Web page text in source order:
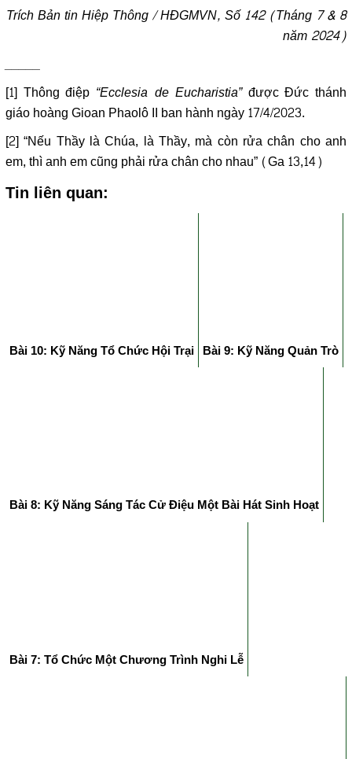
TríchBản tin Hiệp Thông/ HĐGMVN, Số 142 (Tháng 7 & 8
năm 2024)
_____
[1] Thông điệp “Ecclesia de Eucharistia”được Đức thánh
giáo hoàng Gioan Phaolô II ban hành ngày 17/4/2023.
[2] “Nếu Thầy là Chúa, là Thầy, mà còn rửa chân cho anh
em, thì anh em cũng phải rửa chân cho nhau” (Ga 13,14)
Tin liên quan:
Bài 10: Kỹ Năng Tổ Chức Hội Trại Bài 9: Kỹ Năng Quản Trò
Bài 8: Kỹ Năng Sáng Tác Cử Điệu Một Bài Hát Sinh Hoạt
Bài 7: Tổ Chức Một Chương Trình Nghi Lễ